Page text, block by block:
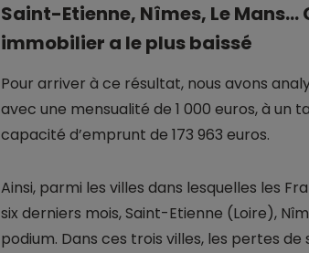
Saint-Etienne, Nîmes, Le
immobilier a le plus baissé
Pour arriver à ce résultat, nous avons
avec une mensualité de 1 000 euros, à un
capacité d’emprunt de 173 963 euros.
Ainsi, parmi les villes dans lesquelles les
six derniers mois, Saint-Etienne (Loire),
podium. Dans ces trois villes, les pertes